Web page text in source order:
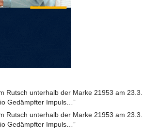
Rutsch unterhalb der Marke 21953 am 23.3.
Gedämpfter Impuls…”
Rutsch unterhalb der Marke 21953 am 23.3.
Gedämpfter Impuls…”